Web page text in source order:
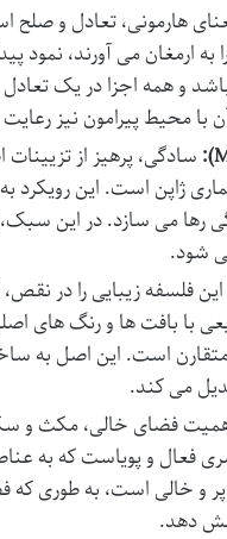
هارمونی، تعادل و صلح
ارمغان می آورند، نمود
و همه اجزا در یک تعادل
با محیط پیرامون نیز
سادگی، پرهیز از
ژاپن است. این
رها می سازد. در این
شود.
این فلسفه زیبایی را در
با بافت ها و رنگ های
است. این اصل به
می کند.
فضای خالی، مکث و
فعال و پویاست که به
پر و خالی است، به طوری
دهد.